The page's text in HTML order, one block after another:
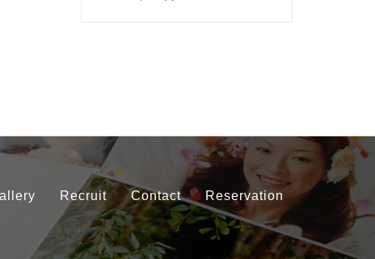
Recruit Contact Reservation